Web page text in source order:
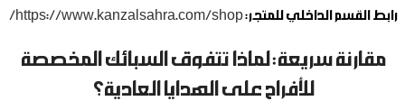
رابط القسم الداخلي للمتجر:https://www.kanzalsahra.com/shop/
مقارنة سريعة: لماذا تتفوق السبائك المخصصة
للأفراح على الهدايا العادية؟